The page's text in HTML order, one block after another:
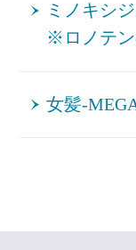
ミノキシ
※ロノテン
女髪-